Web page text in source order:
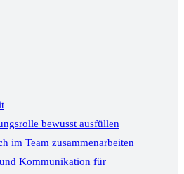
bewusst ausfüllen
im Team zusammenarbeiten
Kommunikation für